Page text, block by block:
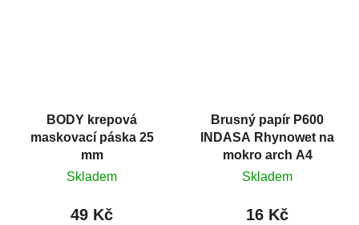
BODY krepová
maskovací páska 25
mm
Skladem
49 Kč
Brusný papír P600
INDASA Rhynowet na
mokro arch A4
Skladem
16 Kč